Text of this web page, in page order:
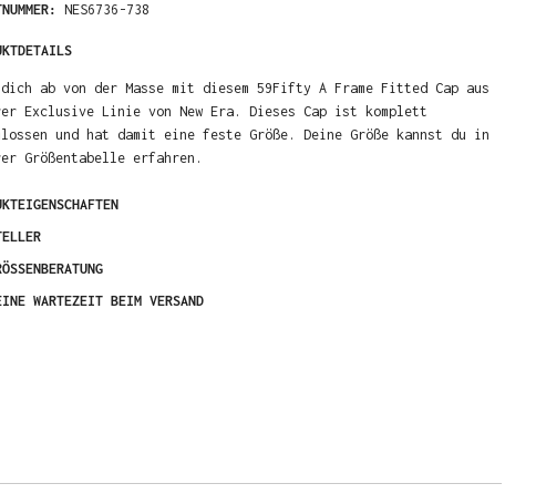
NES6736-738
dich ab von der Masse mit diesem 59Fifty A Frame Fitted Cap aus
Exclusive Linie von New Era. Dieses Cap ist komplett
und hat damit eine feste Größe. Deine Größe kannst du in
Größentabelle erfahren.
WARTEZEIT BEIM VERSAND